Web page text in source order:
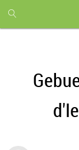
month
free